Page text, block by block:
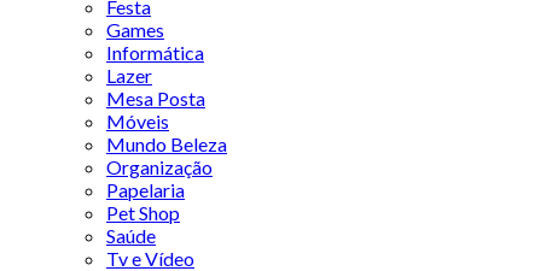
Festa
Games
Informática
Lazer
Mesa Posta
Móveis
Mundo Beleza
Organização
Papelaria
Pet Shop
Saúde
Tv e Vídeo